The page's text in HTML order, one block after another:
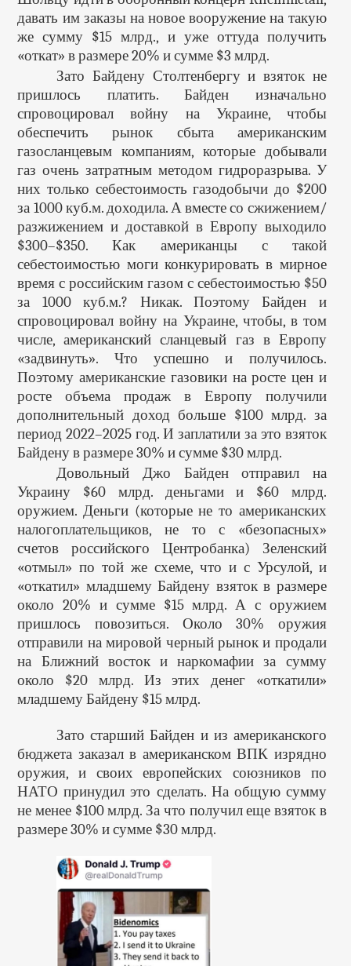
давать им заказы на новое вооружение на такую
же сумму $15 млрд., и уже оттуда получить
«откат» в размере 20% и сумме $3 млрд.
Зато Байдену Столтенбергу и взяток не
пришлось платить. Байден изначально
спровоцировал войну на Украине, чтобы
обеспечить рынок сбыта американским
газосланцевым компаниям, которые добывали
газ очень затратным методом гидроразрыва. У
них только себестоимость газодобычи до $200
за 1000 куб.м. доходила. А вместе со сжижением/
разжижением и доставкой в Европу выходило
$300–$350. Как американцы с такой
себестоимостью моги конкурировать в мирное
время с российским газом с себестоимостью $50
за 1000 куб.м.? Никак. Поэтому Байден и
спровоцировал войну на Украине, чтобы, в том
числе, американский сланцевый газ в Европу
«задвинуть». Что успешно и получилось.
Поэтому американские газовики на росте цен и
росте объема продаж в Европу получили
дополнительный доход больше $100 млрд. за
период 2022–2025 год. И заплатили за это взяток
Байдену в размере 30% и сумме $30 млрд.
Довольный Джо Байден отправил на
Украину $60 млрд. деньгами и $60 млрд.
оружием. Деньги (которые не то американских
налогоплательщиков, не то с «безопасных»
счетов российского Центробанка) Зеленский
«отмыл» по той же схеме, что и с Урсулой, и
«откатил» младшему Байдену взяток в размере
около 20% и сумме $15 млрд. А с оружием
пришлось повозиться. Около 30% оружия
отправили на мировой черный рынок и продали
на Ближний восток и наркомафии за сумму
около $20 млрд. Из этих денег «откатили»
младшему Байдену $15 млрд.
Зато старший Байден и из американского
бюджета заказал в американском ВПК изрядно
оружия, и своих европейских союзников по
НАТО принудил это сделать. На общую сумму
не менее $100 млрд. За что получил еще взяток в
размере 30% и сумме $30 млрд.